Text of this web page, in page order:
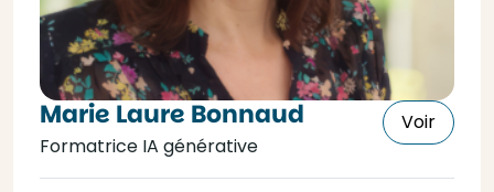
Marie Laure Bonnaud
Formatrice IA générative
Voir